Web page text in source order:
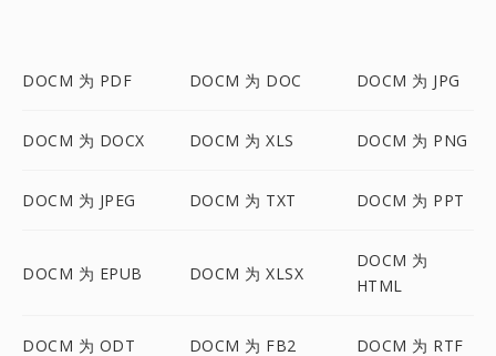
DOCM 为 PDF DOCM 为 DOC DOCM 为 JPG
DOCM 为 DOCX DOCM 为 XLS DOCM 为 PNG
DOCM 为 JPEG DOCM 为 TXT DOCM 为 PPT
DOCM 为 EPUB DOCM 为 XLSX
DOCM 为
HTML
DOCM 为 ODT DOCM 为 FB2 DOCM 为 RTF